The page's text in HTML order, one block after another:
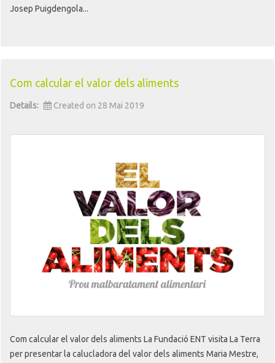
Josep Puigdengola...
Com calcular el valor dels aliments
Details: Created on 28 Mai 2019
Com calcular el valor dels aliments La Fundació ENT visita La Terra
per presentar la calucladora del valor dels aliments Maria Mestre,